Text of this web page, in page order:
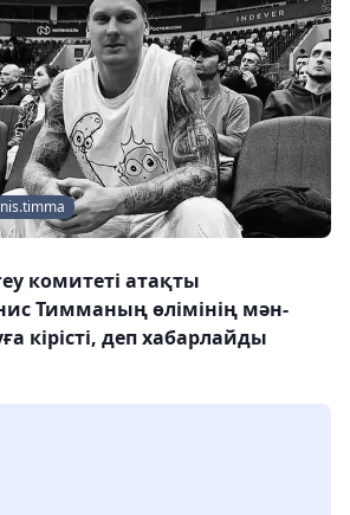
комитеті атақты
Тимманың өлімінің мән-
кірісті, деп хабарлайды